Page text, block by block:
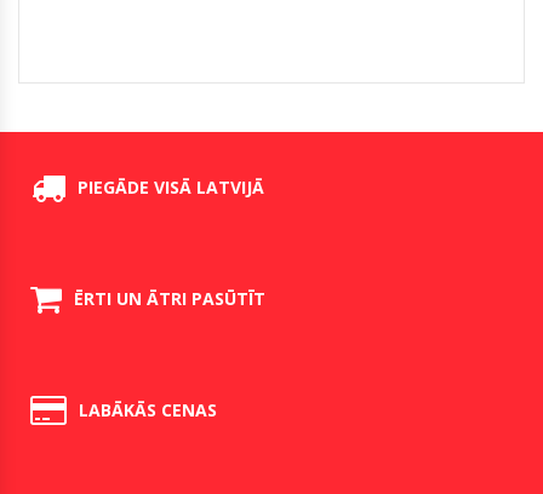
PIEGĀDE VISĀ LATVIJĀ
ĒRTI UN ĀTRI PASŪTĪT
LABĀKĀS CENAS